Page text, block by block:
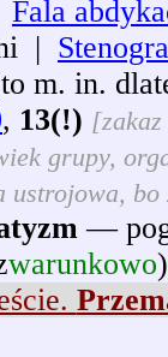
Fala
|
m. in.
, 13(!)
grupy,
ustrojowa,
—
warunkowo